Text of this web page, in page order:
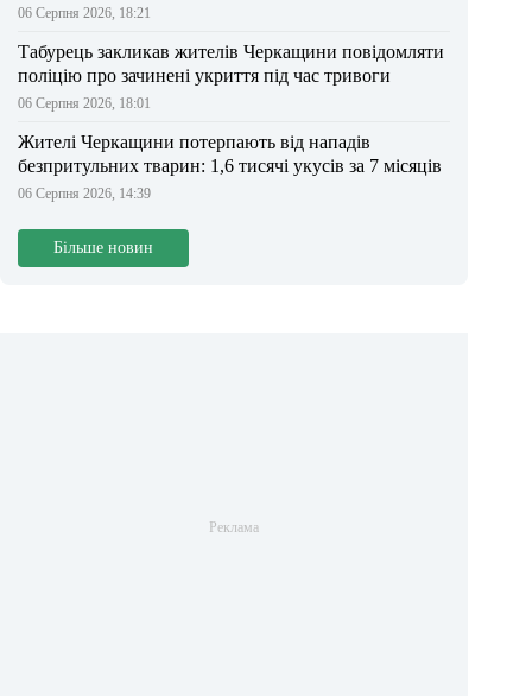
06 Серпня 2026, 18:21
Табурець закликав жителів Черкащини повідомляти
поліцію про зачинені укриття під час тривоги
06 Серпня 2026, 18:01
Жителі Черкащини потерпають від нападів
безпритульних тварин: 1,6 тисячі укусів за 7 місяців
06 Серпня 2026, 14:39
Більше новин